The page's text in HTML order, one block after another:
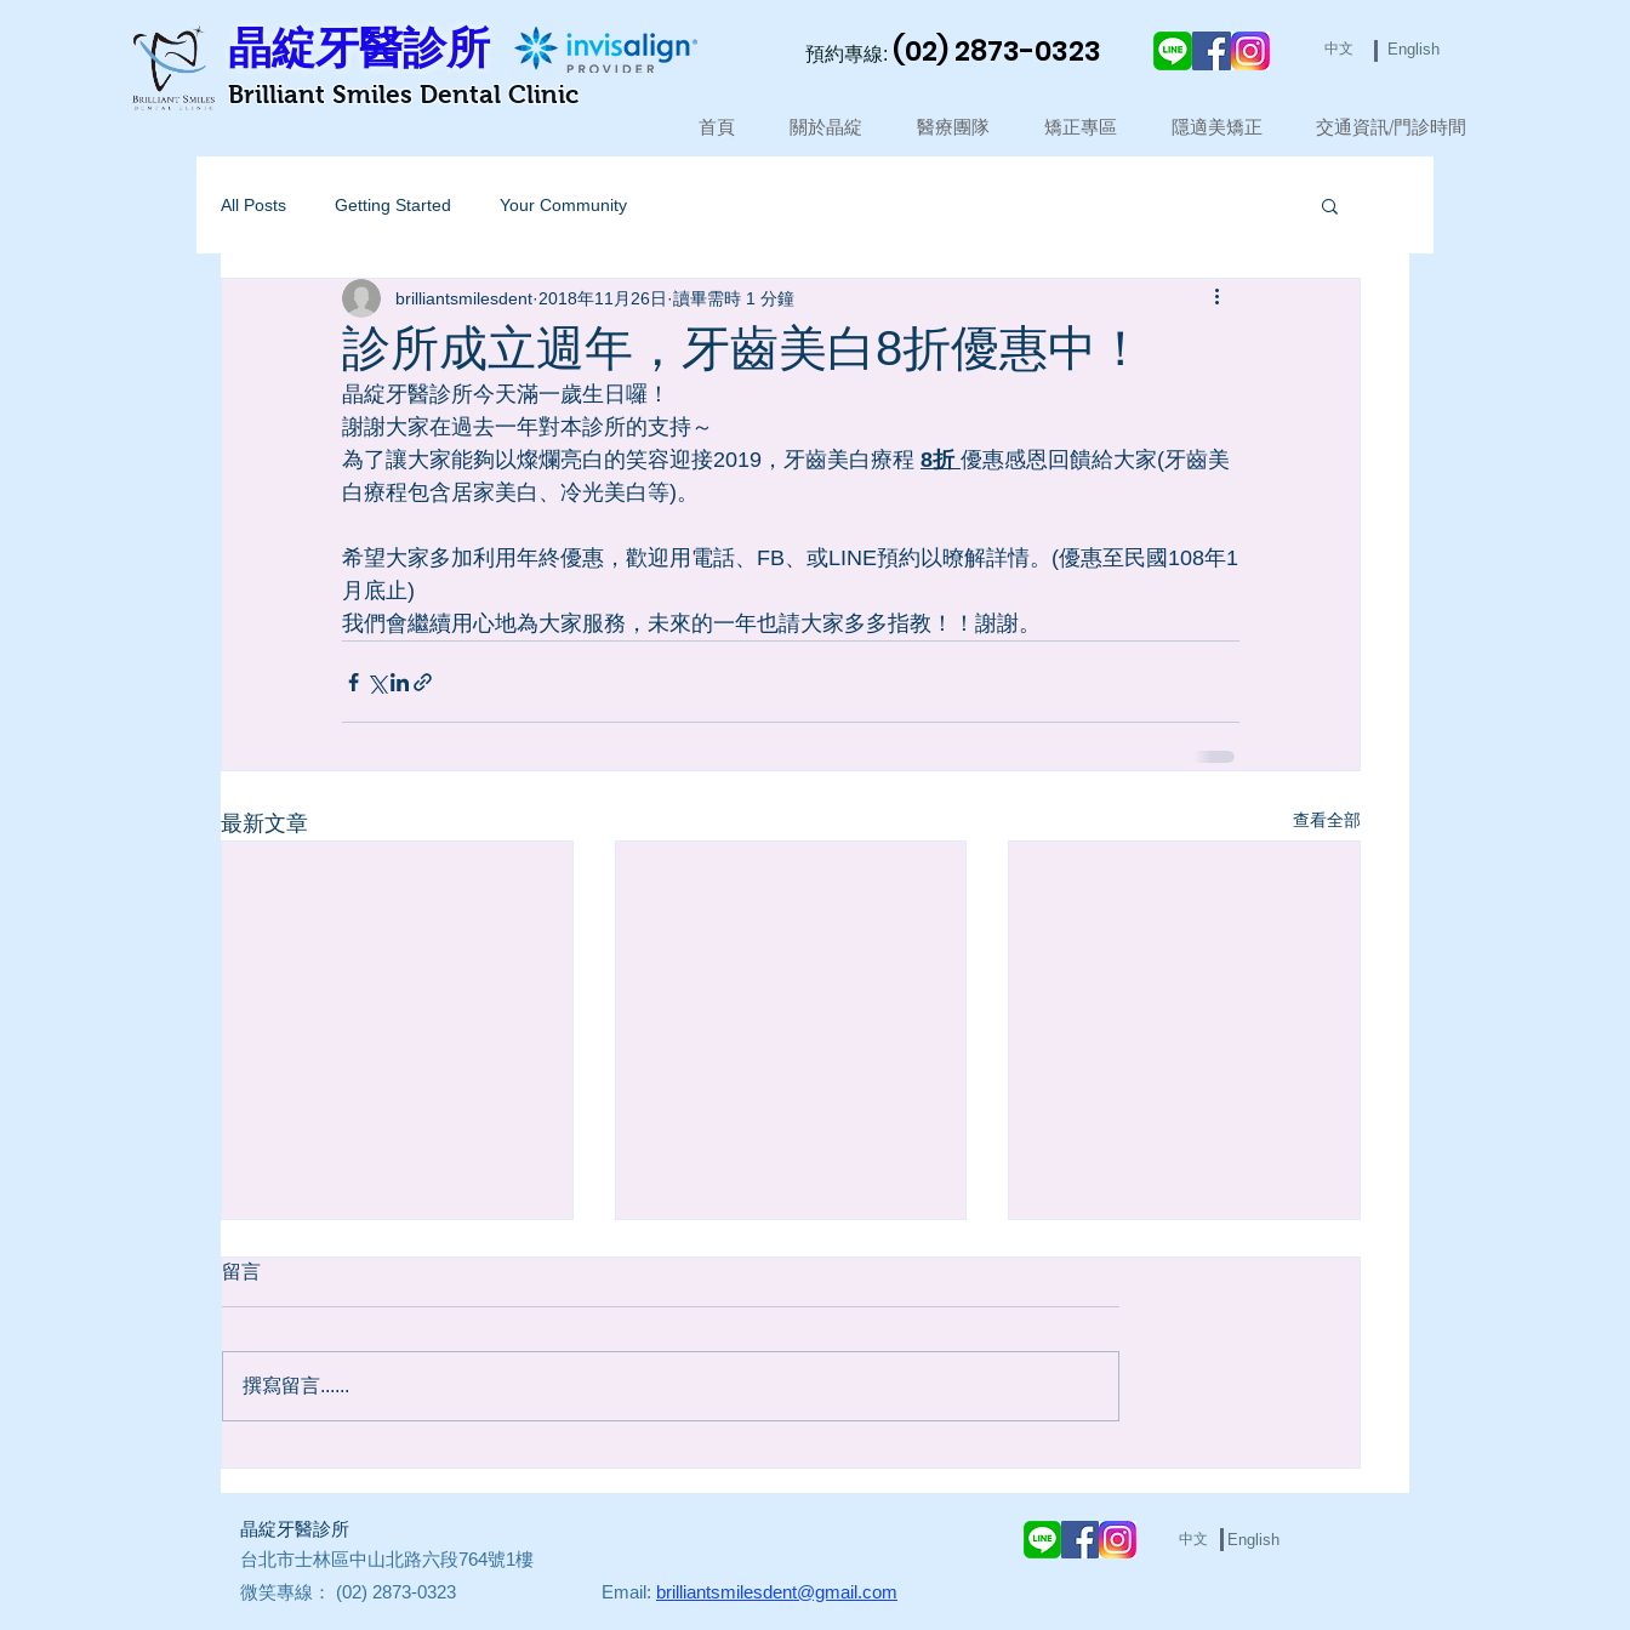
晶綻牙醫診所
Brilliant Smiles Dental Clinic
預約專線: (02) 2873-0323 ​ 中文 English
首頁 關於晶綻 醫療團隊 矯正專區 隱適美矯正 交通資訊/門診時間
All Posts Getting Started Your Community
診所成立週年，牙齒美白8折優惠中！
brilliantsmilesdent 2018年11月26日 讀畢需時 1 分鐘
晶綻牙醫診所今天滿一歲生日囉！
謝謝大家在過去一年對本診所的支持～
為了讓大家能夠以燦爛亮白的笑容迎接2019，牙齒美白療程 8折 優惠感恩回饋給大家(牙齒美
白療程包含居家美白、冷光美白等)。
希望大家多加利用年終優惠，歡迎用電話、FB、或LINE預約以暸解詳情。(優惠至民國108年1
月底止)
我們會繼續用心地為大家服務，未來的一年也請大家多多指教！！謝謝。
最新文章 查看全部
6/19 端午節休診
適逢端午佳節，本診所於民國115
不便，敬請見諒。
5/1-5/4 勞動節休診
因五一勞動節與醫師進修，本診所
見諒。
4/2-4/6 清明兒童節休診
適逢清明兒童節連假，本診所於民
留言
撰寫留言......
​晶綻牙醫診所
台北市士林區中山北路六段764號1樓
微笑專線： (02) 2873-0323 ​ Email: brilliantsmilesdent@gmail.com
中文 English